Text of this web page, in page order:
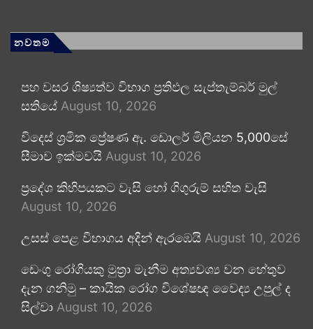
නවතම
පහ වසර ශිෂ්‍යත්ව විභාග ප්‍රතිඵල සැප්තැම්බර් මුල්
සතියේ August 10, 2026
විදෙස් ශ්‍රමික ප්‍රේෂණ ඇ. ඩොලර් මිලියන 5,000සේ
සීමාව ඉක්මවයි August 10, 2026
ප්‍රදේශ කිහිපයකට වැසි හෝ ගිගුරුම් සහිත වැසි
August 10, 2026
උසස් පෙළ විභාගය අදින් ඇරඹෙයි August 10, 2026
ඩෙංගු රෝගියකු ⁣මුත්‍රා මැනීම අත්‍යවශ්‍ය වන හේතුව
දැන ගනිමු – කායික රෝග විශේෂඥ වෛද්‍ය උපුල් ද
සිල්වා August 10, 2026